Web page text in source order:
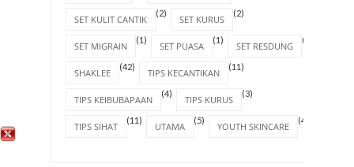
SET KULIT CANTIK
(2)
SET KURUS
(2)
SET MIGRAIN
(1)
SET PUASA
(1)
SET RESDUNG
(1)
SHAKLEE
(42)
TIPS KECANTIKAN
(11)
TIPS KEIBUBAPAAN
(4)
TIPS KURUS
(3)
TIPS SIHAT
(11)
UTAMA
(5)
YOUTH SKINCARE
(4)